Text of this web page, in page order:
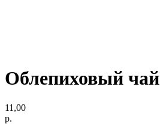
Облепиховый чай
11,00
р.